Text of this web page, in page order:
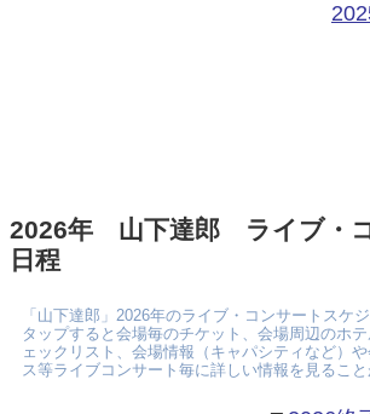
2026年 山下達郎 ライブ・
日程
「山下達郎」2026年のライブ・コンサートスケ
タップすると会場毎のチケット、会場周辺のホ
ェックリスト、会場情報（キャパシティなど）
ス等ライブコンサート毎に詳しい情報を見るこ